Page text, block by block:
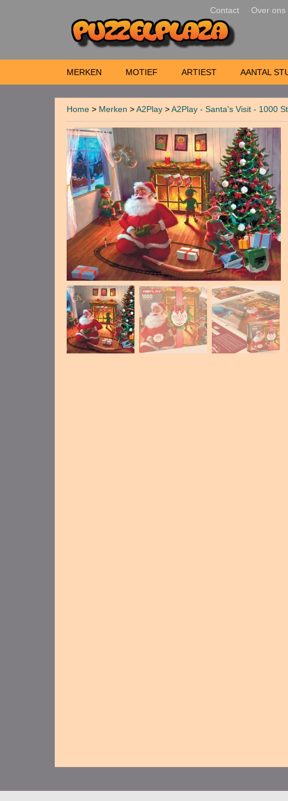
Contact Over ons
MERKEN MOTIEF ARTIEST AANTAL
Home > Merken >A2Play >A2Play - Santa's Visit - 1000